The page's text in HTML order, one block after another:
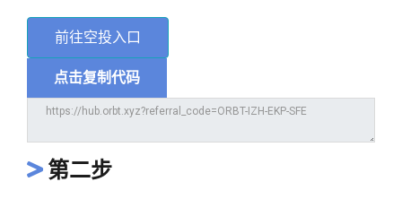
前往空投入口
点击复制代码
第二步